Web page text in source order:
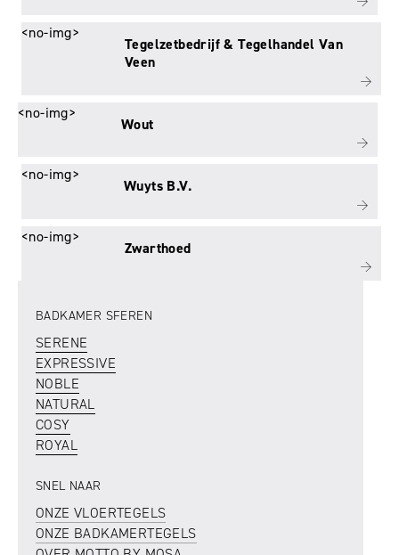
<no-img>
Tegelzetbedrijf & Tegelhandel Van
Veen
<no-img>
Wout
<no-img>
Wuyts B.V.
<no-img>
Zwarthoed
BADKAMER SFEREN
SERENE
EXPRESSIVE
NOBLE
NATURAL
COSY
ROYAL
SNEL NAAR
ONZE VLOERTEGELS
ONZE BADKAMERTEGELS